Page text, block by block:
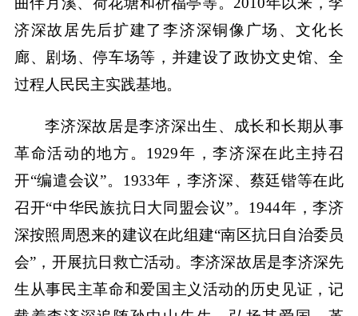
济深故居先后扩建了李济深铜像广场、文化长
廊、剧场、停车场等，并建设了政协文史馆、全
过程人民民主实践基地。
李济深故居是李济深出生、成长和长期从事
革命活动的地方。1929年，李济深在此主持召
开“编遣会议”。1933年，李济深、蔡廷锴等在此
召开“中华民族抗日大同盟会议”。1944年，李济
深按照周恩来的建议在此组建“南区抗日自治委员
会”，开展抗日救亡活动。李济深故居是李济深先
生从事民主革命和爱国主义活动的历史见证，记